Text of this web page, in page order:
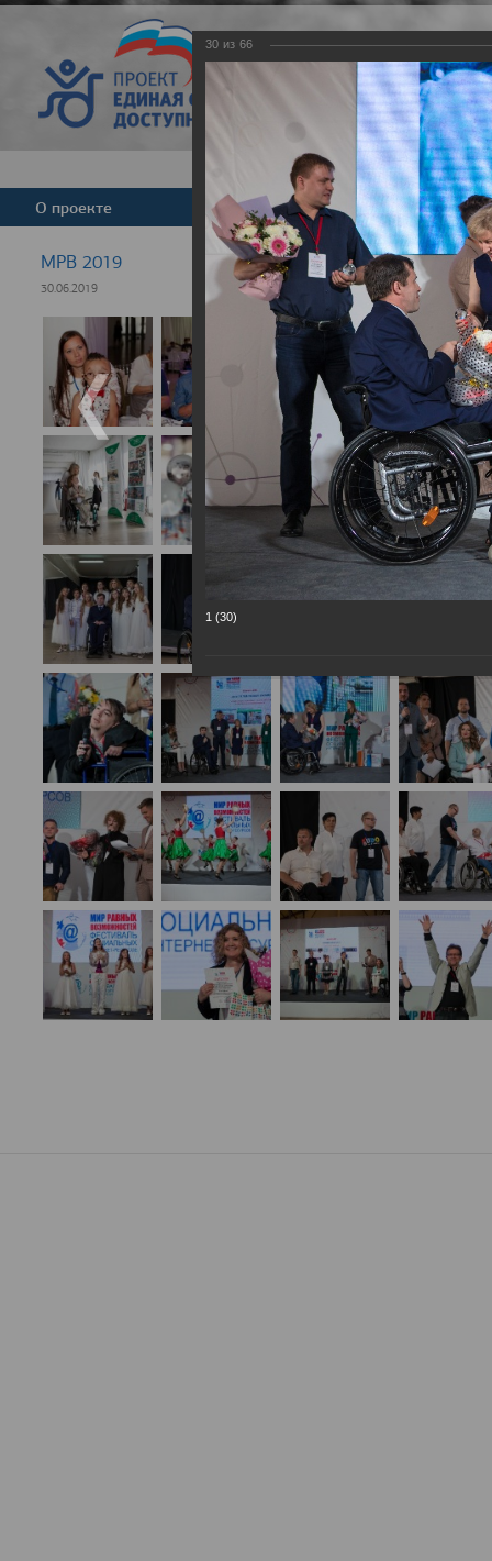
Версия для
О проекте Команда Новости
МРВ 2019
30.06.2019
30 из 66
1 (30)